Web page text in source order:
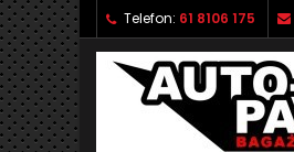
Telefon: 61 8106 175